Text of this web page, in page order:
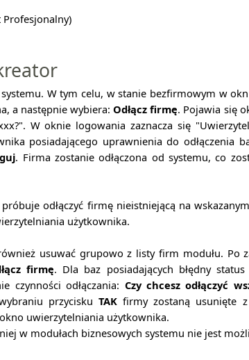
Profesjonalny)
W tym celu, w stanie bezfirmowym w
a następnie wybiera:Odłącz firmę. Pojawia się
W oknie logowania zaznacza się
posiadającego uprawnienia do odłączenia
. Firma zostanie odłączona od systemu, co
odłączyć firmę nieistniejącą na
użytkownika.
usuwać grupowo z listy firm modułu. Po
firmę. Dla baz posiadających błędny
czynności odłączania: Czy chcesz odłączyć
przycisku TAKfirmy zostaną usunięte z
uwierzytelniania użytkownika.
w modułach biznesowych systemu nie jest